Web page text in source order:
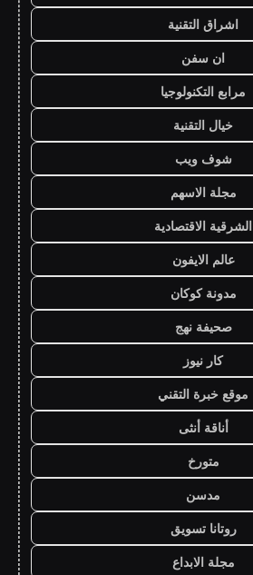
اشراق التقنية
ان سفن
مرابع التكنولوجيا
خيال التقنية
شوف ويب
مجلة الاسهم
الشرقية الاقتصادية
عالم الايفون
مدونة كوكان
صحيفة نهج
كار نيوز
موقع خبرة التقني
أناقة أنثى
متورخ
مدسن
روتانا تسويق
مجلة الابداع